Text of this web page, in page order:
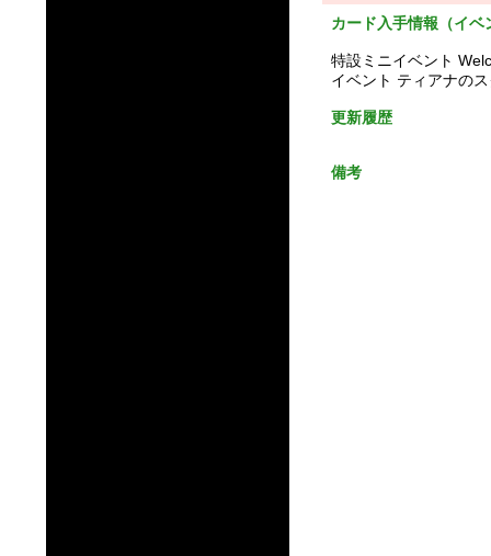
カード入手情報（イ
特設ミニイベント
イベント ティアナの
更新履歴
備考